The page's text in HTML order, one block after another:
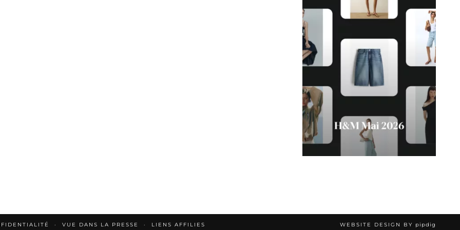
VUE DANS LA PRESSE LIENS AFFILIES WEBSITE DESIGN BY pipdig